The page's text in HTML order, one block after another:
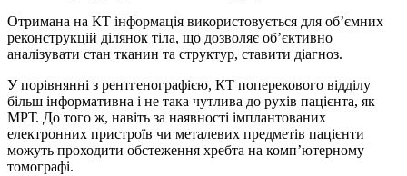
Отримана на КТ інформація використовується для об’ємних
реконструкцій ділянок тіла, що дозволяє об’єктивно
аналізувати стан тканин та структур, ставити діагноз.
У порівнянні з рентгенографією, КТ поперекового відділу
більш інформативна і не така чутлива до рухів пацієнта, як
МРТ. До того ж, навіть за наявності імплантованих
електронних пристроїв чи металевих предметів пацієнти
можуть проходити обстеження хребта на комп’ютерному
томографі.